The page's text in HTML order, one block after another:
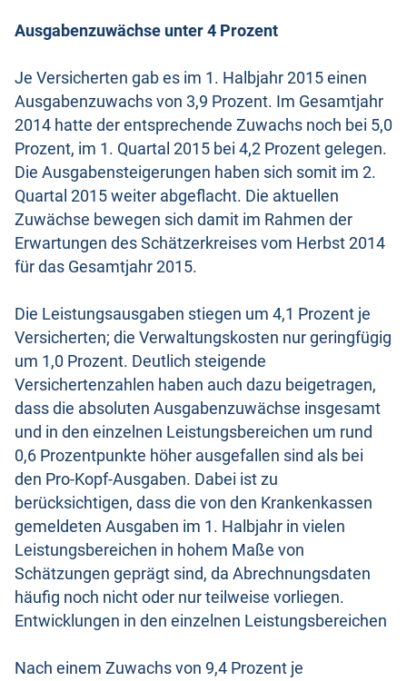
Ausgabenzuwächse unter 4 Prozent
Je Versicherten gab es im 1. Halbjahr 2015 einen
Ausgabenzuwachs von 3,9 Prozent. Im Gesamtjahr
2014 hatte der entsprechende Zuwachs noch bei 5,0
Prozent, im 1. Quartal 2015 bei 4,2 Prozent gelegen.
Die Ausgabensteigerungen haben sich somit im 2.
Quartal 2015 weiter abgeflacht. Die aktuellen
Zuwächse bewegen sich damit im Rahmen der
Erwartungen des Schätzerkreises vom Herbst 2014
für das Gesamtjahr 2015.
Die Leistungsausgaben stiegen um 4,1 Prozent je
Versicherten; die Verwaltungskosten nur geringfügig
um 1,0 Prozent. Deutlich steigende
Versichertenzahlen haben auch dazu beigetragen,
dass die absoluten Ausgabenzuwächse insgesamt
und in den einzelnen Leistungsbereichen um rund
0,6 Prozentpunkte höher ausgefallen sind als bei
den Pro-Kopf-Ausgaben. Dabei ist zu
berücksichtigen, dass die von den Krankenkassen
gemeldeten Ausgaben im 1. Halbjahr in vielen
Leistungsbereichen in hohem Maße von
Schätzungen geprägt sind, da Abrechnungsdaten
häufig noch nicht oder nur teilweise vorliegen.
Entwicklungen in den einzelnen Leistungsbereichen
Nach einem Zuwachs von 9,4 Prozent je